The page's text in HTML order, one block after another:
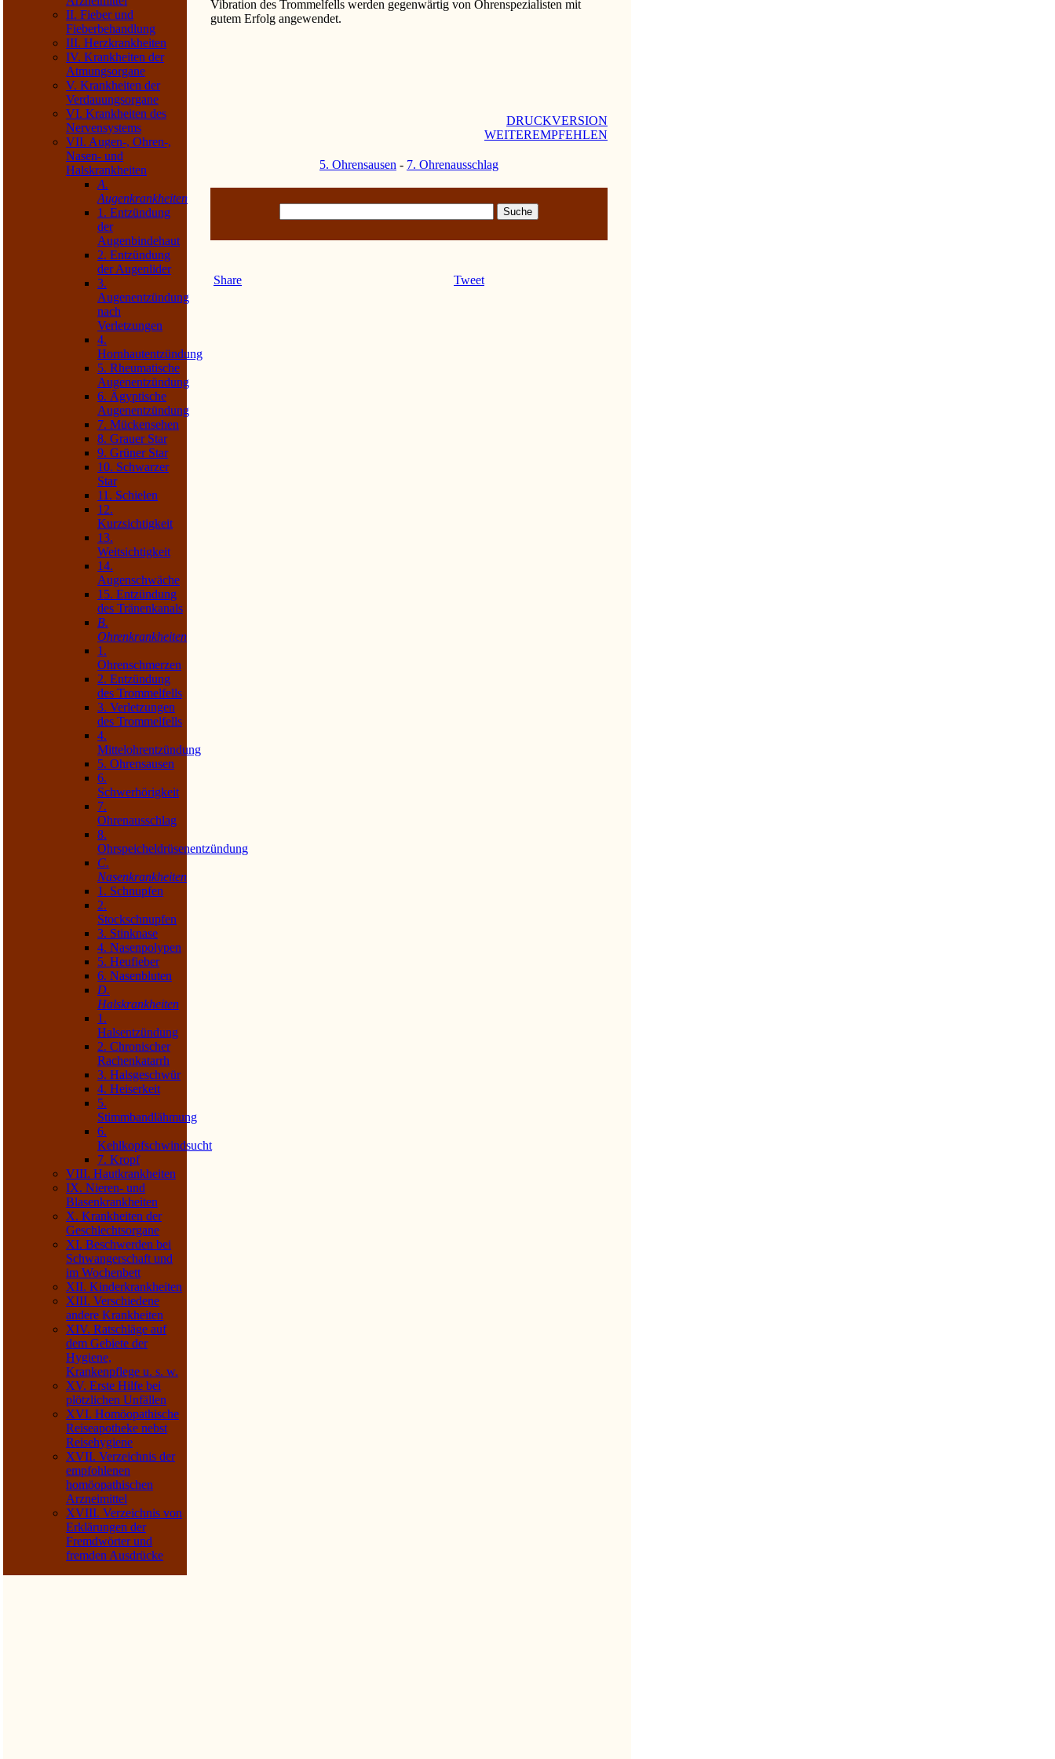
II. Fieber und
Fieberbehandlung
III. Herzkrankheiten
IV. Krankheiten der
Atmungsorgane
V. Krankheiten der
Verdauungsorgane
VI. Krankheiten des
Nervensystems
VII. Augen-, Ohren-,
Nasen- und
Halskrankheiten
A.
Augenkrankheiten
1. Entzündung
der
Augenbindehaut
2. Entzündung
der Augenlider
3.
Augenentzündung
nach
Verletzungen
4.
Hornhautentzündung
5. Rheumatische
Augenentzündung
6. Ägyptische
Augenentzündung
7. Mückensehen
8. Grauer Star
9. Grüner Star
10. Schwarzer
Star
11. Schielen
12.
Kurzsichtigkeit
13.
Weitsichtigkeit
14.
Augenschwäche
15. Entzündung
des Tränenkanals
B.
Ohrenkrankheiten
1.
Ohrenschmerzen
2. Entzündung
des Trommelfells
3. Verletzungen
des Trommelfells
4.
Mittelohrentzündung
5. Ohrensausen
6.
Schwerhörigkeit
7.
Ohrenausschlag
8.
Ohrspeicheldrüsenentzündung
C.
Nasenkrankheiten
1. Schnupfen
2.
Stockschnupfen
3. Stinknase
4. Nasenpolypen
5. Heufieber
6. Nasenbluten
D.
Halskrankheiten
1.
Halsentzündung
2. Chronischer
Rachenkatarrh
3. Halsgeschwür
4. Heiserkeit
5.
Stimmbandlähmung
6.
Kehlkopfschwindsucht
7. Kropf
VIII. Hautkrankheiten
IX. Nieren- und
Blasenkrankheiten
X. Krankheiten der
Geschlechtsorgane
XI. Beschwerden bei
Schwangerschaft und
im Wochenbett
XII. Kinderkrankheiten
XIII. Verschiedene
andere Krankheiten
XIV. Ratschläge auf
dem Gebiete der
Hygiene,
Krankenpflege u. s. w.
XV. Erste Hilfe bei
plötzlichen Unfällen
XVI. Homöopathische
Reiseapotheke nebst
Reisehygiene
XVII. Verzeichnis der
empfohlenen
homöopathischen
Arzneimittel
XVIII. Verzeichnis von
Erklärungen der
Fremdwörter und
fremden Ausdrücke
Vibration des Trommelfells werden gegenwärtig von Ohrenspezialisten mit
gutem Erfolg angewendet.
DRUCKVERSION
WEITEREMPFEHLEN
5. Ohrensausen - 7. Ohrenausschlag
Share Tweet